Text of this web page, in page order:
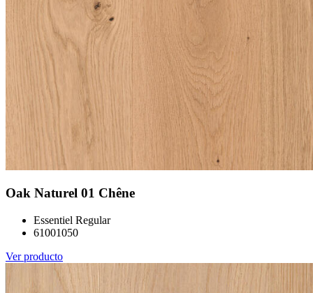
Oak Naturel 01 Chêne
Essentiel Regular
61001050
Ver producto